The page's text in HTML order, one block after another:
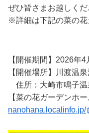
ぜひ皆さまお越しくだ
※詳細は下記の菜の
【開催期間】2026年
【開催場所】川渡温
住所：大崎市鳴子温
【菜の花ガーデンホー
nanohana.localinfo.jp/